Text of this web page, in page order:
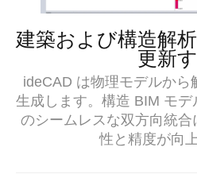
建築および構造解
更新
ideCAD は物理モデルから
生成します。構造 BIM モ
のシームレスな双方向統
性と精度が向